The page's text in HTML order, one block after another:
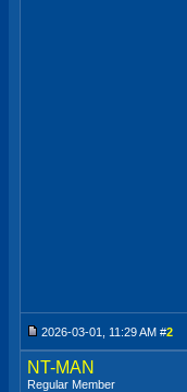
2026-03-01, 11:29 AM #2
NT-MAN
Regular Member